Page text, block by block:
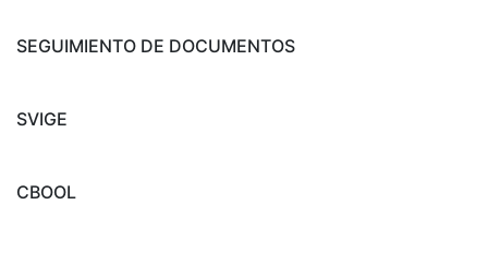
SEGUIMIENTO DE DOCUMENTOS
SVIGE
CBOOL